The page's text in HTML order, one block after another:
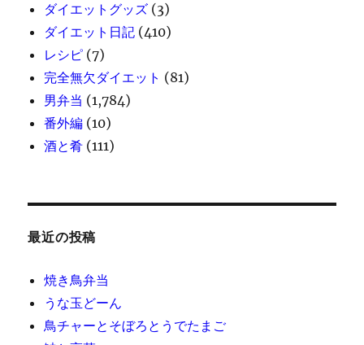
ダイエットグッズ (3)
ダイエット日記 (410)
レシピ (7)
完全無欠ダイエット (81)
男弁当 (1,784)
番外編 (10)
酒と肴 (111)
最近の投稿
焼き鳥弁当
うな玉どーん
鳥チャーとそぼろとうでたまご